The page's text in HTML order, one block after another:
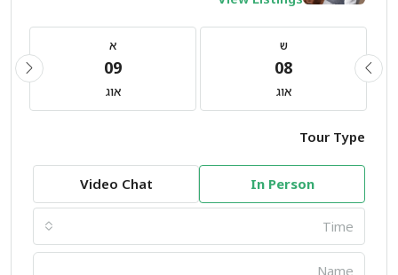
ש
08
אוג
א
09
אוג
Tour Type
In Person
Video Chat
Time